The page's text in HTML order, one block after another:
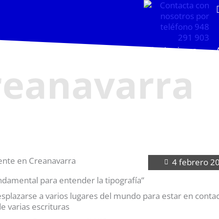
Empresas e instituciones
en Creanavarra
4 febrero
para entender la tipografía”
a varios lugares del mundo para estar en
varias escrituras